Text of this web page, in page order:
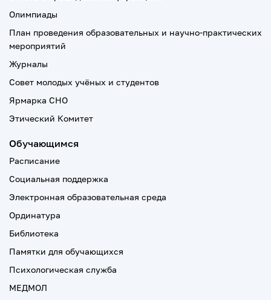
Олимпиады
План проведения образовательных и научно-практических
мероприятий
Журналы
Совет молодых учёных и студентов
Ярмарка СНО
Этический Комитет
Обучающимся
Расписание
Социальная поддержка
Электронная образовательная среда
Ординатура
Библиотека
Памятки для обучающихся
Психологическая служба
МЕДМОЛ